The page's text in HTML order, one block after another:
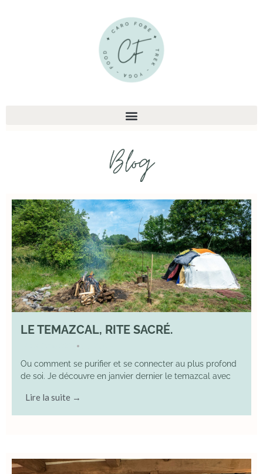
LE TEMAZCAL, RITE SACRÉ.
•
Ou comment se purifier et se connecter au plus profond
de soi. Je découvre en janvier dernier le temazcal avec
Lire la suite →